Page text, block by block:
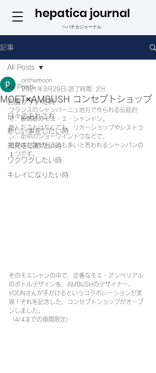
hepatica journal
ヘパチカジャーナル
記事
All Posts
お腹がすいた時
日々のあれこれ
新しい事をしたい時
知見を広めたい時
ワクワクしたい時
キレイになりたい時
All Posts
MOET×AMBUSH コンセプトショップ
onthemoon
2021年3月29日 読了時間: 2分
フランスのシャンパーニュ地方で作られる伝統的
で、最高級のモエ・エ・シャンドン。
飲んだことはなくても、リカーショップやレストラ
ン、街中のショーウインドウなどで、
見かけた事がある人も多いと思われるシャンパンの
１つです。
そのモエシャンの中で、定番なモエ・アンペリアル
のボトルデザインを、AMBUSHのデザイナー、
YOONさんが手がけるというコラボレーションが実
現！それを記念した、コンセプトショップがオープ
ンしました。
（4/4までの期間限定）